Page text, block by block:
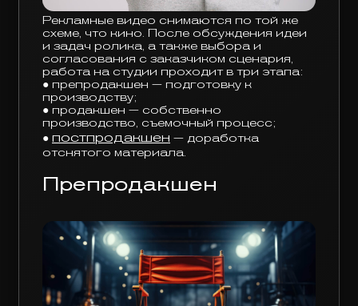
Рекламные видео снимаются по той же
схеме, что кино. После обсуждения идеи
и задач ролика, а также выбора и
согласования с заказчиком сценария,
работа на студии проходит в три этапа:
● препродакшен — подготовку к
производству;
● продакшен — собственно
производство, съемочный процесс;
● постпродакшен — доработка
отснятого материала.
Препродакшен